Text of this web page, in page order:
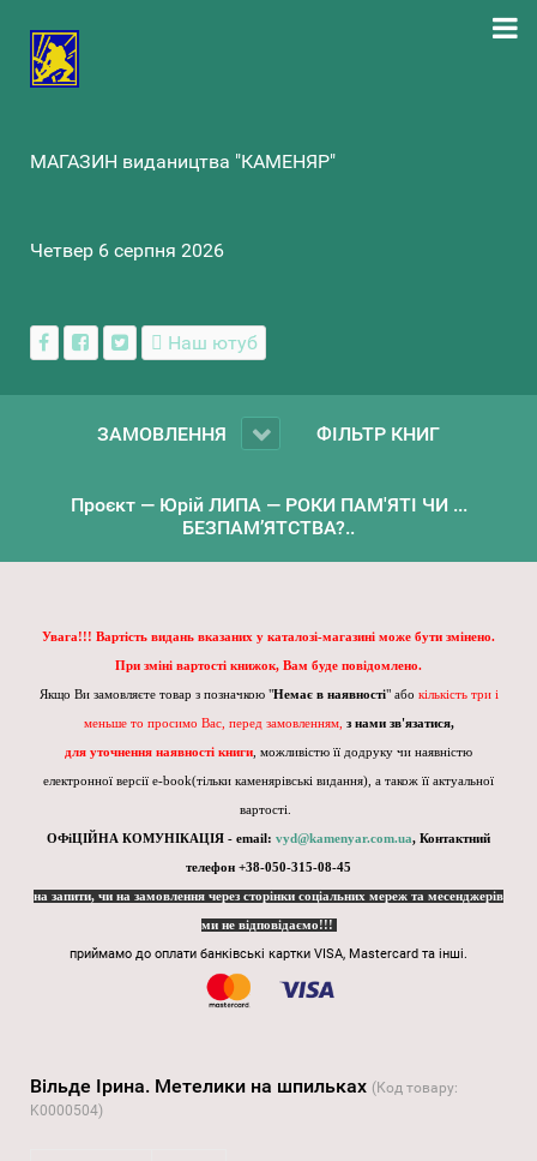
МАГАЗИН видаництва "КАМЕНЯР"
Четвер 6 серпня 2026
Наш ютуб
ЗАМОВЛЕННЯ ФІЛЬТР КНИГ
Проєкт — Юрій ЛИПА — РОКИ ПАМ'ЯТІ ЧИ ...
БЕЗПАМ’ЯТСТВА?..
Увага!!! Вартість видань вказаних у каталозі-магазині може бути змінено.
При зміні вартості книжок, Вам буде повідомлено.
Якщо Ви замовляєте товар з позначкою "Немає в наявності" або кількість три і
меньше то просимо Вас, перед замовленням, з нами зв'язатися,
для уточнення наявності книги , можливістю її додруку чи наявністю
електронної версії e-book(тільки каменярівські видання), а також її актуальної
вартості.
ОФіЦІЙНА КОМУНІКАЦІЯ - email: vyd@kamenyar.com.ua, Контактний
телефон +38-050-315-08-45
на запити, чи на замовлення через сторінки соціальних мереж та месенджерів
ми не відповідаємо!!!
приймамо до оплати банківські картки VISA, Mastercard та інші.
Вільде Ірина. Метелики на шпильках (Код товару:
K0000504)